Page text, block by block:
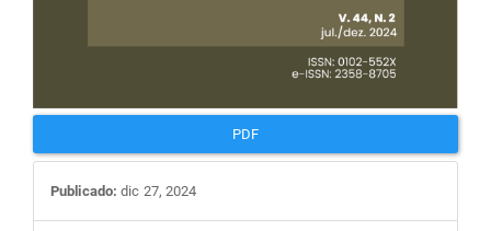
PDF
Publicado: dic 27, 2024